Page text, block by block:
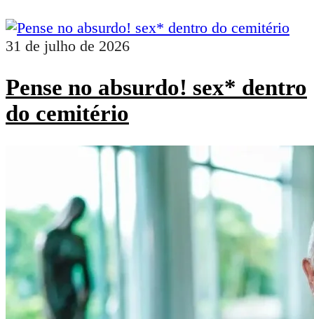
31 de julho de 2026
Pense no absurdo! sex* dentro
do cemitério